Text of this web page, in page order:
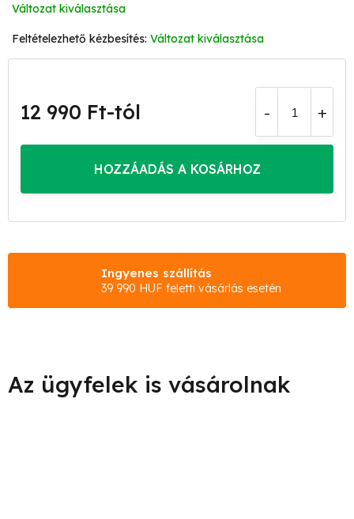
Változat kiválasztása
Változat kiválasztása
12 990 Ft-tól
HOZZÁADÁS A KOSÁRHOZ
Ingyenes szállítás
39 990 HUF feletti vásárlás esetén